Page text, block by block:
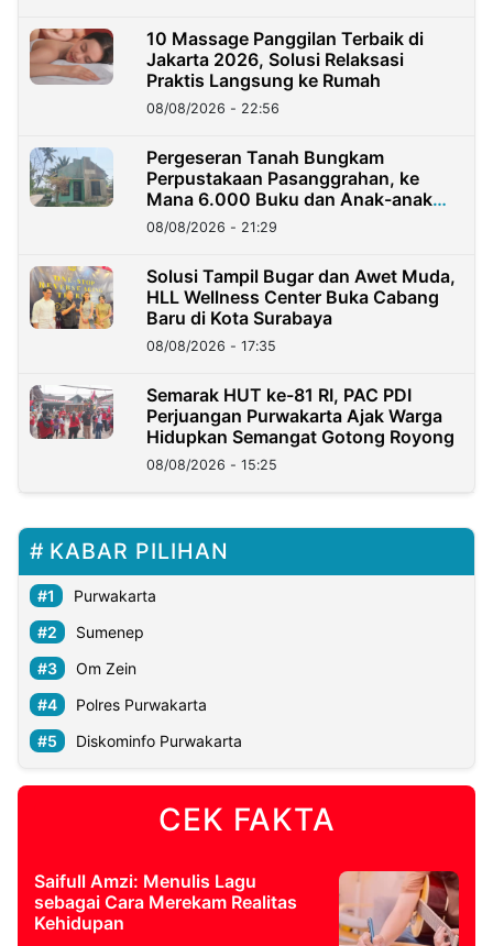
10 Massage Panggilan Terbaik di
Jakarta 2026, Solusi Relaksasi
Praktis Langsung ke Rumah
08/08/2026 - 22:56
Pergeseran Tanah Bungkam
Perpustakaan Pasanggrahan, ke
Mana 6.000 Buku dan Anak-anak
Kini?
08/08/2026 - 21:29
Solusi Tampil Bugar dan Awet Muda,
HLL Wellness Center Buka Cabang
Baru di Kota Surabaya
08/08/2026 - 17:35
Semarak HUT ke-81 RI, PAC PDI
Perjuangan Purwakarta Ajak Warga
Hidupkan Semangat Gotong Royong
08/08/2026 - 15:25
KABAR PILIHAN
Purwakarta
Sumenep
Om Zein
Polres Purwakarta
Diskominfo Purwakarta
CEK FAKTA
Saifull Amzi: Menulis Lagu
sebagai Cara Merekam Realitas
Kehidupan